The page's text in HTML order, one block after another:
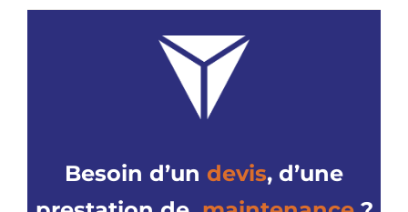
Besoin d’un devis, d’une